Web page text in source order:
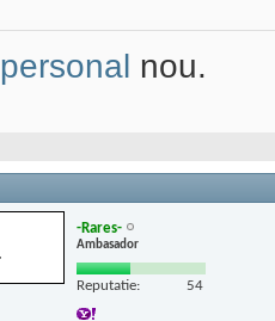
personal nou.
-Rares-
Ambasador
Reputatie: 54